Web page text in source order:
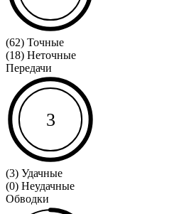
(62) Точные
(18) Неточные
Передачи
3
(3) Удачные
(0) Неудачные
Обводки